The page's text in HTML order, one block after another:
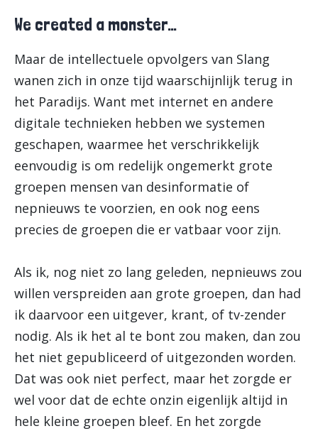
We created a monster…
Maar de intellectuele opvolgers van Slang
wanen zich in onze tijd waarschijnlijk terug in
het Paradijs. Want met internet en andere
digitale technieken hebben we systemen
geschapen, waarmee het verschrikkelijk
eenvoudig is om redelijk ongemerkt grote
groepen mensen van desinformatie of
nepnieuws te voorzien, en ook nog eens
precies de groepen die er vatbaar voor zijn.
Als ik, nog niet zo lang geleden, nepnieuws zou
willen verspreiden aan grote groepen, dan had
ik daarvoor een uitgever, krant, of tv-zender
nodig. Als ik het al te bont zou maken, dan zou
het niet gepubliceerd of uitgezonden worden.
Dat was ook niet perfect, maar het zorgde er
wel voor dat de echte onzin eigenlijk altijd in
hele kleine groepen bleef. En het zorgde